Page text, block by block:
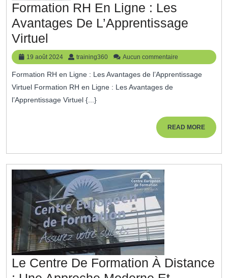
Formation RH En Ligne : Les
Avantages De L’Apprentissage
Virtuel
RH
En
Ligne
:
Virtuel
19 août 2024
19
août
2024
training360 training360
Aucun commentaire
Formation RH en Ligne : Les Avantages de l’Apprentissage
Virtuel Formation RH en Ligne : Les Avantages de
l’Apprentissage Virtuel {...}
READ MOREREAD
MORE
Le Centre De Formation À Distance